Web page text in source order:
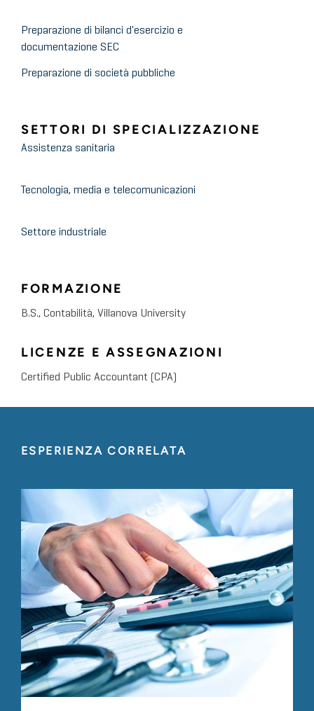
Preparazione di bilanci d'esercizio e
documentazione SEC
Preparazione di società pubbliche
SETTORI DI SPECIALIZZAZIONE
Assistenza sanitaria
Tecnologia, media e telecomunicazioni
Settore industriale
FORMAZIONE
B.S., Contabilità, Villanova University
LICENZE E ASSEGNAZIONI
Certified Public Accountant (CPA)
ESPERIENZA CORRELATA